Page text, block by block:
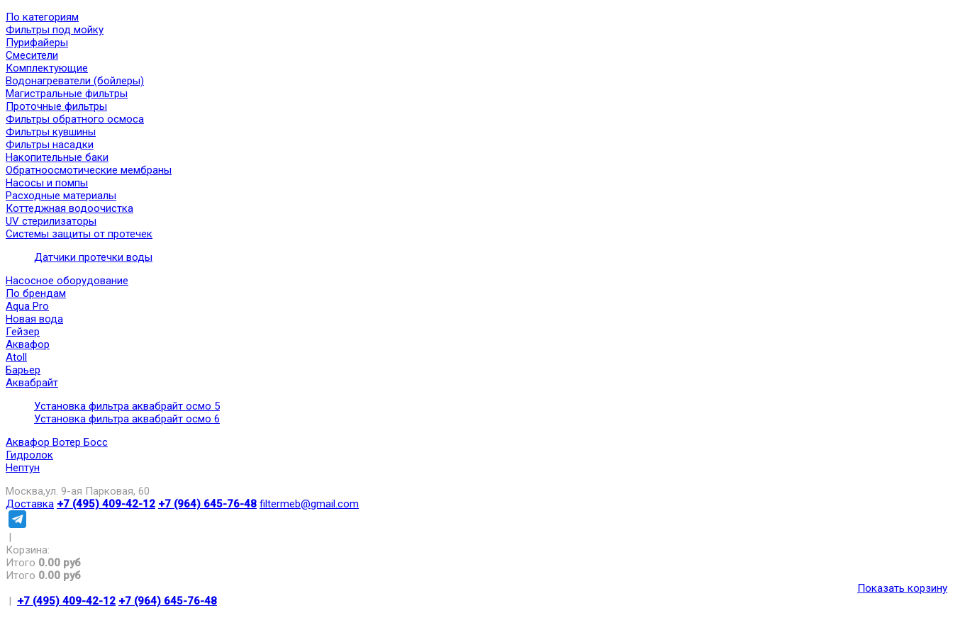
По категориям
Фильтры под мойку
Пурифайеры
Смесители
Комплектующие
Водонагреватели (бойлеры)
Магистральные фильтры
Проточные фильтры
Фильтры обратного осмоса
Фильтры кувшины
Фильтры насадки
Накопительные баки
Обратноосмотические мембраны
Насосы и помпы
Расходные материалы
Коттеджная водоочистка
UV стерилизаторы
Системы защиты от протечек
Датчики протечки воды
Насосное оборудование
По брендам
Aqua Pro
Новая вода
Гейзер
Аквафор
Atoll
Барьер
Аквабрайт
Установка фильтра аквабрайт осмо 5
Установка фильтра аквабрайт осмо 6
Аквафор Вотер Босс
Гидролок
Нептун
Москва,ул. 9-ая Парковая, 60
Доставка +7 (495) 409-42-12 +7 (964) 645-76-48 filtermeb@gmail.com
|
Корзина:
Итого 0.00 руб
Итого 0.00 руб
Показать корзину
| +7 (495) 409-42-12 +7 (964) 645-76-48